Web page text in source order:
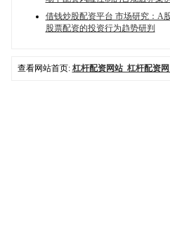
借钱炒股配资平台 市场研究：A
股票配资的投资行为趋势研判
查看网站首页: 杠杆配资网站_杠杆配资